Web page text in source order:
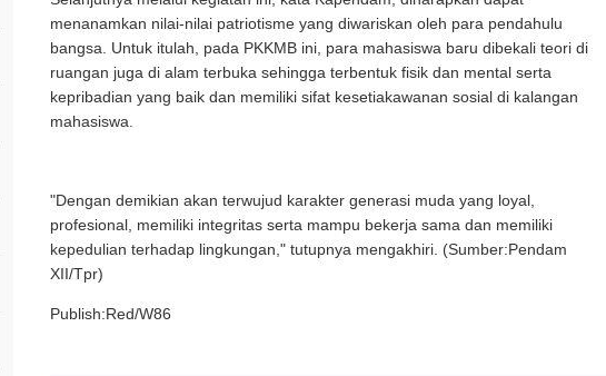
menanamkan nilai-nilai patriotisme yang diwariskan oleh para pendahulu
bangsa. Untuk itulah, pada PKKMB ini, para mahasiswa baru dibekali teori di
ruangan juga di alam terbuka sehingga terbentuk fisik dan mental serta
kepribadian yang baik dan memiliki sifat kesetiakawanan sosial di kalangan
mahasiswa.
"Dengan demikian akan terwujud karakter generasi muda yang loyal,
profesional, memiliki integritas serta mampu bekerja sama dan memiliki
kepedulian terhadap lingkungan," tutupnya mengakhiri. (Sumber:Pendam
XII/Tpr)
Publish:Red/W86